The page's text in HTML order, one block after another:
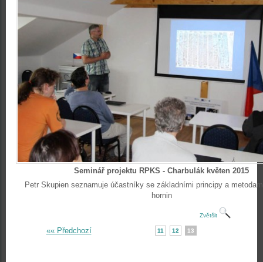
Seminář projektu RPKS - Charbulák květen 2015
Petr Skupien seznamuje účastníky se základními principy a
hornin
Zvětšit
«« Předchozí 11 12 13